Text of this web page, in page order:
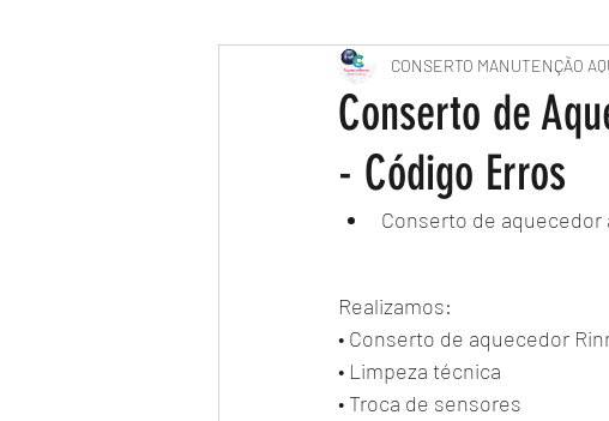
"ZONA NORTE RJ"
Reparo de Aquecedor a Gás
Conserto de
- Código Erros
CONSERTO MANUTENÇÃO
Conserto de aquecedor
Realizamos:
• Conserto de aquecedor
• Limpeza técnica
• Troca de sensores